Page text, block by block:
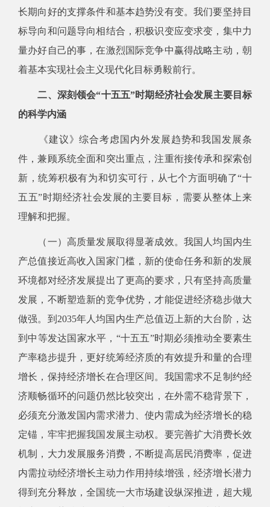
长期向好的支撑条件和基本趋势没有变。我们要坚持目
标导向和问题导向相结合，积极识变应变求变，集中力
量办好自己的事，在激烈国际竞争中赢得战略主动，朝
着基本实现社会主义现代化目标勇毅前行。
二、深刻领会“十五五”时期经济社会发展主要目标
的科学内涵
《建议》综合考虑国内外发展趋势和我国发展条
件，兼顾系统全面和突出重点，注重衔接传承和探索创
新，统筹积极有为和切实可行，从七个方面明确了“十
五五”时期经济社会发展的主要目标，需要从整体上来
理解和把握。
（一）高质量发展取得显著成效。我国人均国内生
产总值接近高收入国家门槛，新的使命任务和新的发展
环境都对经济发展提出了更高的要求，只有坚持高质量
发展，不断塑造新的竞争优势，才能促进经济稳步做大
做强。到2035年人均国内生产总值迈上新的大台阶，达
到中等发达国家水平，“十五五”时期必须推动全要素生
产率稳步提升，更好统筹经济质的有效提升和量的合理
增长，保持经济增长在合理区间。我国需求不足制约经
济顺畅循环的问题仍然比较突出，在外需不稳背景下，
必须充分激发国内需求潜力、使内需成为经济增长的稳
定锚，牢牢把握我国发展主动权。要完善扩大消费长效
机制，大力发展服务消费，不断提高居民消费率，促进
内需拉动经济增长主动力作用持续增强，经济增长潜力
得到充分释放，全国统一大市场建设纵深推进，超大规